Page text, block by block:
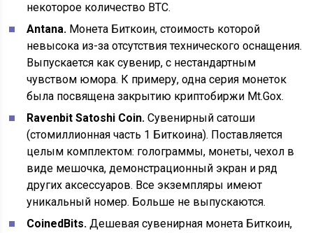
некоторое количество BTC.
Antana. Монета Биткоин, стоимость которой
невысока из-за отсутствия технического оснащения.
Выпускается как сувенир, с нестандартным
чувством юмора. К примеру, одна серия монеток
была посвящена закрытию криптобиржи Mt.Gox.
Ravenbit Satoshi Coin. Сувенирный сатоши
(стомиллионная часть 1 Биткоина). Поставляется
целым комплектом: голограммы, монеты, чехол в
виде мешочка, демонстрационный экран и ряд
других аксессуаров. Все экземпляры имеют
уникальный номер. Больше не выпускаются.
CoinedBits. Дешевая сувенирная монета Биткоин,